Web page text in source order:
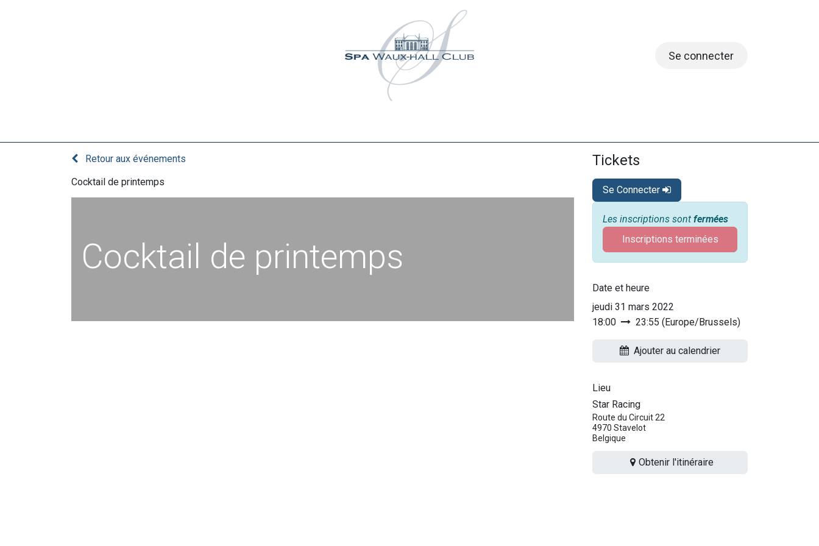
Se connecter
Retour aux événements
Cocktail de printemps
Cocktail de printemps
Tickets
Se Connecter
Les inscriptions sont fermées
Inscriptions terminées
Date et heure
jeudi 31 mars 2022
18:00
23:55 (Europe/Brussels)
Ajouter au calendrier
Lieu
Star Racing
Route du Circuit 22
4970 Stavelot
Belgique
Obtenir l'itinéraire